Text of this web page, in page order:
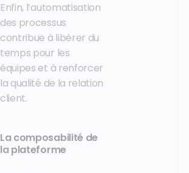
Enfin, l’automatisation
des processus
contribue à libérer du
temps pour les
équipes et à renforcer
la qualité de la relation
client.
La composabilité de
la plateforme